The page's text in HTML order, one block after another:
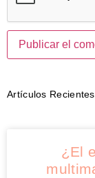
Artículos
¿El